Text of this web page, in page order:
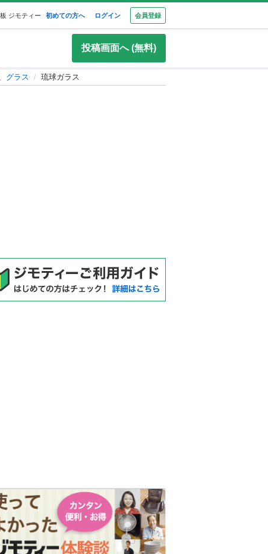
ジモティー 初めての方へ ログイン 会員登録
投稿画面へ (無料)
グラス 琉球ガラス